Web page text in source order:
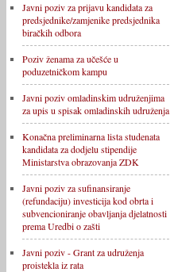
Javni poziv za prijavu kandidata za
predsjednike/zamjenike predsjednika
biračkih odbora
Poziv ženama za učešće u
poduzetničkom kampu
Javni poziv omladinskim udruženjima
za upis u spisak omladinskih udruženja
Konačna preliminarna lista studenata
kandidata za dodjelu stipendije
Ministarstva obrazovanja ZDK
Javni poziv za sufinansiranje
(refundaciju) investicija kod obrta i
subvencioniranje obavljanja djelatnosti
prema Uredbi o zašti
Javni poziv - Grant za udruženja
proistekla iz rata